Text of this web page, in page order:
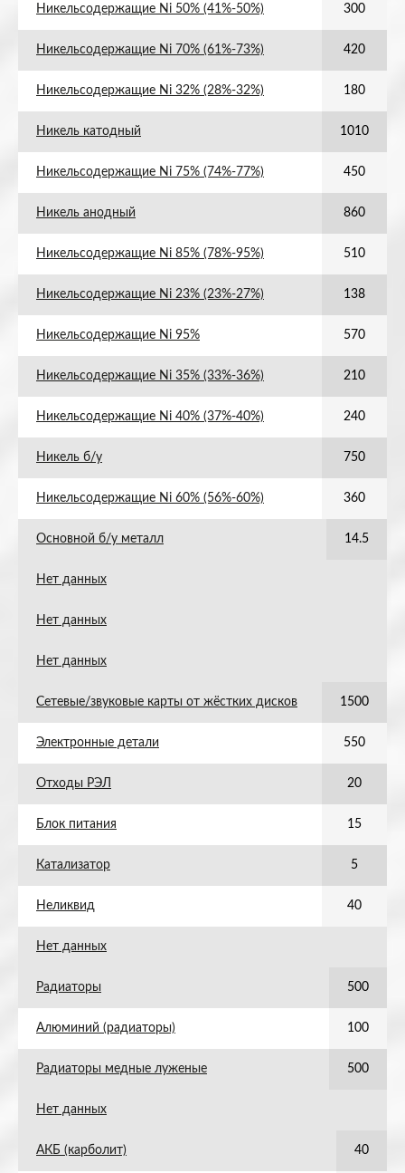
Никельсодержащие Ni 50% (41%-50%) 300
Никельсодержащие Ni 70% (61%-73%) 420
Никельсодержащие Ni 32% (28%-32%) 180
Никель катодный 1010
Никельсодержащие Ni 75% (74%-77%) 450
Никель анодный 860
Никельсодержащие Ni 85% (78%-95%) 510
Никельсодержащие Ni 23% (23%-27%) 138
Никельсодержащие Ni 95% 570
Никельсодержащие Ni 35% (33%-36%) 210
Никельсодержащие Ni 40% (37%-40%) 240
Никель б/у 750
Никельсодержащие Ni 60% (56%-60%) 360
Основной б/у металл 14.5
Нет данных
Нет данных
Нет данных
Сетевые/звуковые карты от жёстких дисков 1500
Электронные детали 550
Отходы РЭЛ 20
Блок питания 15
Катализатор 5
Неликвид 40
Нет данных
Радиаторы 500
Алюминий (радиаторы) 100
Радиаторы медные луженые 500
Нет данных
АКБ (карболит) 40